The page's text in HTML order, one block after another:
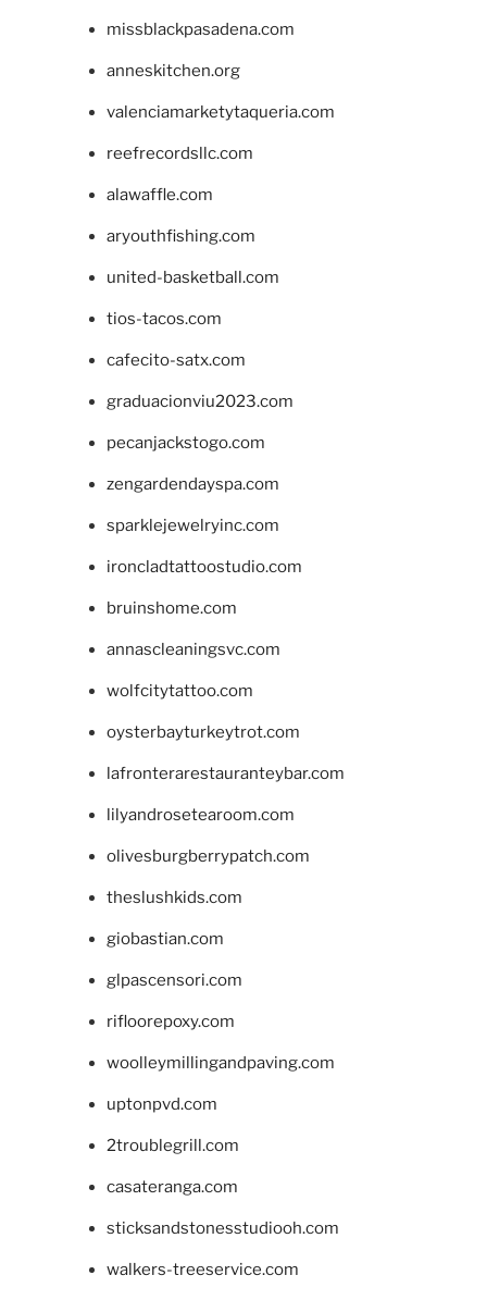
missblackpasadena.com
anneskitchen.org
valenciamarketytaqueria.com
reefrecordsllc.com
alawaffle.com
aryouthfishing.com
united-basketball.com
tios-tacos.com
cafecito-satx.com
graduacionviu2023.com
pecanjackstogo.com
zengardendayspa.com
sparklejewelryinc.com
ironcladtattoostudio.com
bruinshome.com
annascleaningsvc.com
wolfcitytattoo.com
oysterbayturkeytrot.com
lafronterarestauranteybar.com
lilyandrosetearoom.com
olivesburgberrypatch.com
theslushkids.com
giobastian.com
glpascensori.com
rifloorepoxy.com
woolleymillingandpaving.com
uptonpvd.com
2troublegrill.com
casateranga.com
sticksandstonesstudiooh.com
walkers-treeservice.com